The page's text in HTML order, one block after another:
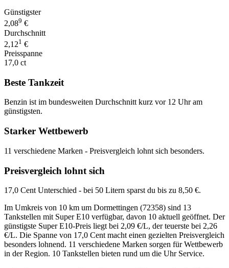
Günstigster
2,089 €
Durchschnitt
2,121 €
Preisspanne
17,0 ct
Beste Tankzeit
Benzin ist im bundesweiten Durchschnitt kurz vor 12 Uhr am
günstigsten.
Starker Wettbewerb
11 verschiedene Marken - Preisvergleich lohnt sich besonders.
Preisvergleich lohnt sich
17,0 Cent Unterschied - bei 50 Litern sparst du bis zu 8,50 €.
Im Umkreis von 10 km um Dormettingen (72358) sind 13
Tankstellen mit Super E10 verfügbar, davon 10 aktuell geöffnet. Der
günstigste Super E10-Preis liegt bei 2,09 €/L, der teuerste bei 2,26
€/L. Die Spanne von 17,0 Cent macht einen gezielten Preisvergleich
besonders lohnend. 11 verschiedene Marken sorgen für Wettbewerb
in der Region. 10 Tankstellen bieten rund um die Uhr Service.